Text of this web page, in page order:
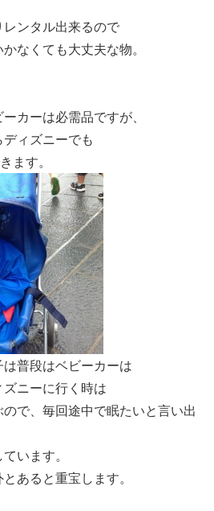
ンタル出来るので
なくても大丈夫な物。
カーは必需品ですが、
ィズニーでも
ます。
普段はベビーカーは
ニーに行く時は
で、毎回途中で眠たいと言い出
います。
あると重宝します。